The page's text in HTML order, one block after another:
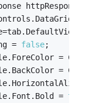
httpResponse =
=
false;
=
=
=
=
true